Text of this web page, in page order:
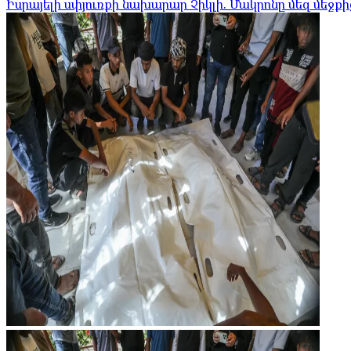
Իսրայելի սփյուռքի նախարար Չիկլի. Մակրոնը մեզ